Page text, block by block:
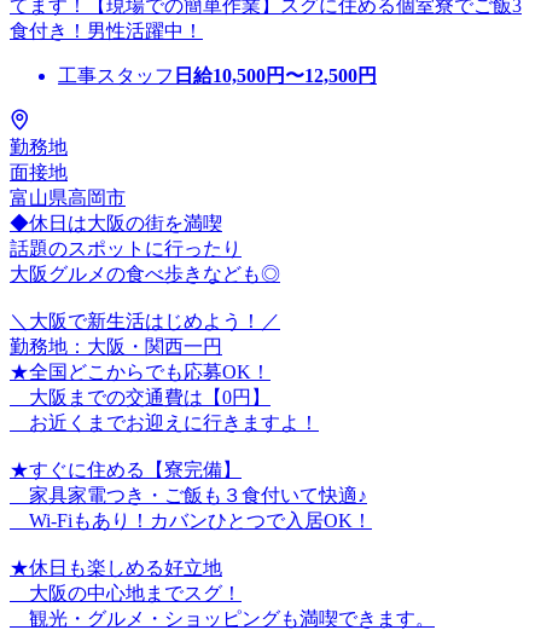
てます！【現場での簡単作業】スグに住める個室寮でご飯3
食付き！男性活躍中！
工事スタッフ 日給10,500円〜12,500円
勤務地
面接地
富山県高岡市
◆休日は大阪の街を満喫
話題のスポットに行ったり
大阪グルメの食べ歩きなども◎
＼大阪で新生活はじめよう！／
勤務地：大阪・関西一円
★全国どこからでも応募OK！
大阪までの交通費は【0円】
お近くまでお迎えに行きますよ！
★すぐに住める【寮完備】
家具家電つき・ご飯も３食付いて快適♪
Wi-Fiもあり！カバンひとつで入居OK！
★休日も楽しめる好立地
大阪の中心地までスグ！
観光・グルメ・ショッピングも満喫できます。